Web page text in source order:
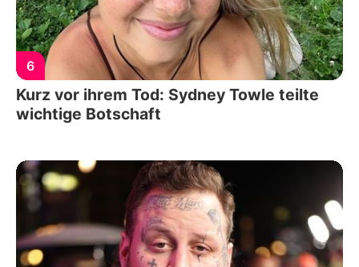
6
Kurz vor ihrem Tod: Sydney Towle teilte
wichtige Botschaft